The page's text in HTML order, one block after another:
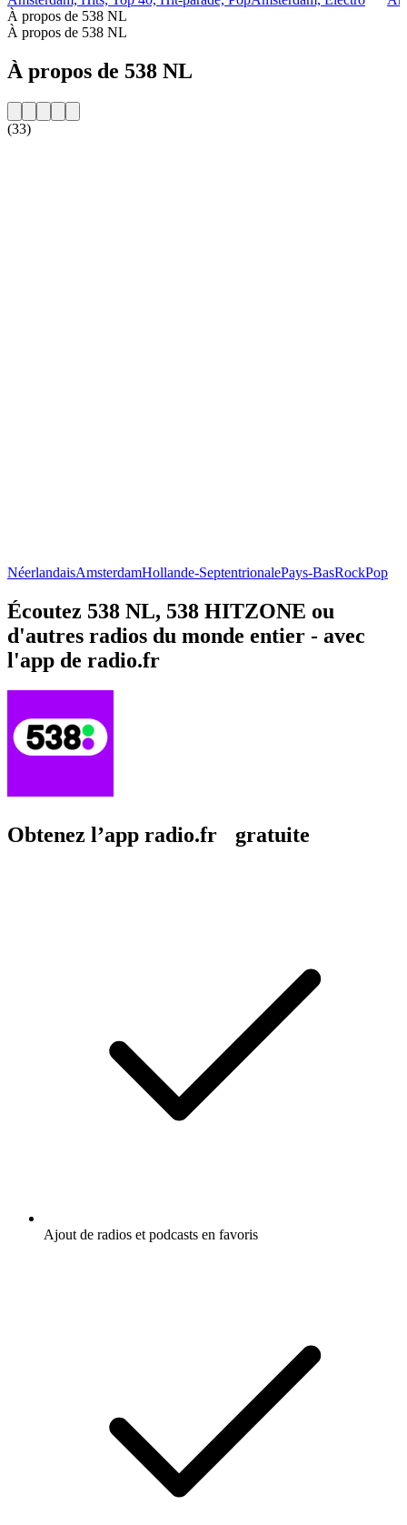
À propos de 538 NL
À propos de 538 NL
À propos de 538 NL
(33)
NéerlandaisAmsterdamHollande-SeptentrionalePays-BasRockPop
Écoutez 538 NL, 538 HITZONE ou
d'autres radios du monde entier - avec
l'app de radio.fr
Obtenez l’app radio.fr gratuite
Ajout de radios et podcasts en favoris